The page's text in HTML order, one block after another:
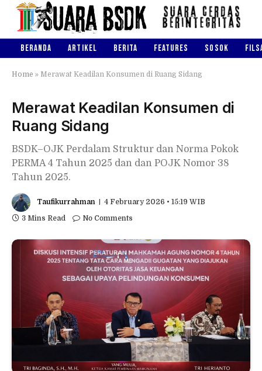
BERANDA ARTIKEL BERITA FEATURES SOSOK
Home » Merawat Keadilan Konsumen di Ruang Sidang
Merawat Keadilan Konsumen di
Ruang Sidang
BSDK–OJK Perdalam Struktur dan Norma Pokok
PERMA 4 Tahun 2025 dan dan POJK Nomor 38
Tahun 2025.
Taufikurrahman
4 February 2026 • 15:19 WIB
3 Mins Read
No Comments